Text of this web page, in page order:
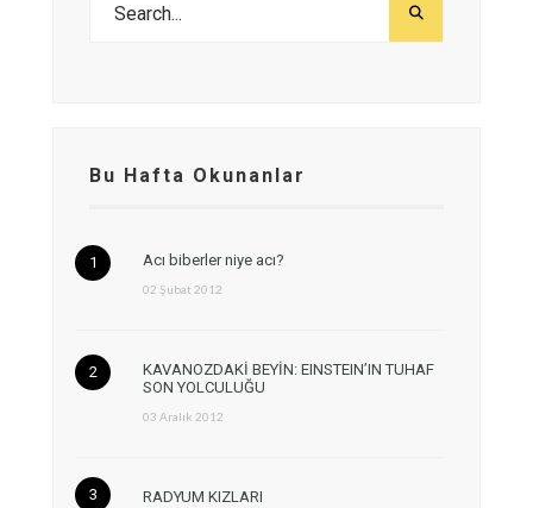
Bu Hafta Okunanlar
Acı biberler niye acı?
02 Şubat 2012
KAVANOZDAKİ BEYİN: EINSTEIN’IN TUHAF
SON YOLCULUĞU
03 Aralık 2012
RADYUM KIZLARI